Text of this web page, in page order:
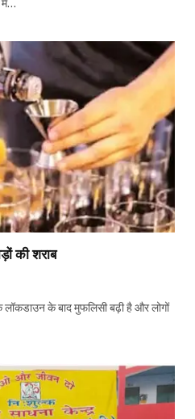
में…
की शराब
के बाद मुफलिसी बढ़ी है और लोगों